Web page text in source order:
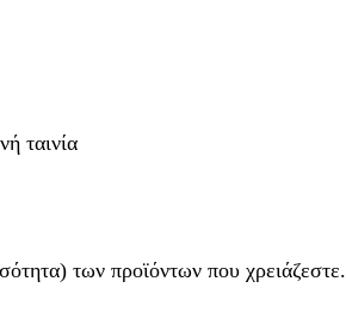
ταινία
των προϊόντων που χρειάζεστε.